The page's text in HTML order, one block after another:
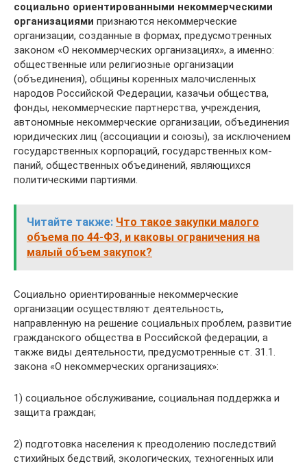
социально ориентированными некоммерческими
организациями признаются некоммерческие
организации, созданные в формах, пре­дусмотренных
законом «О некоммер­ческих организациях», а именно:
общественные или религиозные организации
(объединения), общи­ны коренных малочисленных
народов Российской Федерации, казачьи общества,
фонды, неком­мерческие партнерства, учрежде­ния,
автономные некоммерческие организации, объединения
юриди­ческих лиц (ассоциации и союзы), за исключением
государственных корпораций, государственных ком­
паний, общественных объединений, являющихся
политическими партиями.
Читайте также: Что такое закупки малого
объема по 44-ФЗ, и каковы ограничения на
малый объем закупок?
Социально ориентированные некоммерческие
организации осуществляют деятель­ность,
направленную на решение социальных проблем, развитие
гражданского общества в Россий­ской федерации, а
также виды деятельности, предусмотренные ст. 31.1.
закона «О некоммерческих организациях»:
1) социальное обслуживание, социальная поддержка и
защита граждан;
2) подготовка населения к преодолению последствий
стихийных бедствий, экологических, техногенных или